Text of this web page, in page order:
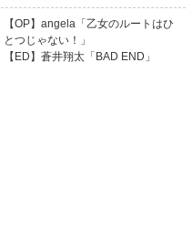
【OP】angela「乙女のルートはひ
とつじゃない！」
【ED】蒼井翔太「BAD END」